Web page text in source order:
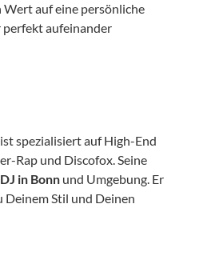
Wert auf eine persönliche
perfekt aufeinander
spezialisiert auf High-End
Rap und Discofox. Seine
in Bonn und Umgebung. Er
Stil und Deinen